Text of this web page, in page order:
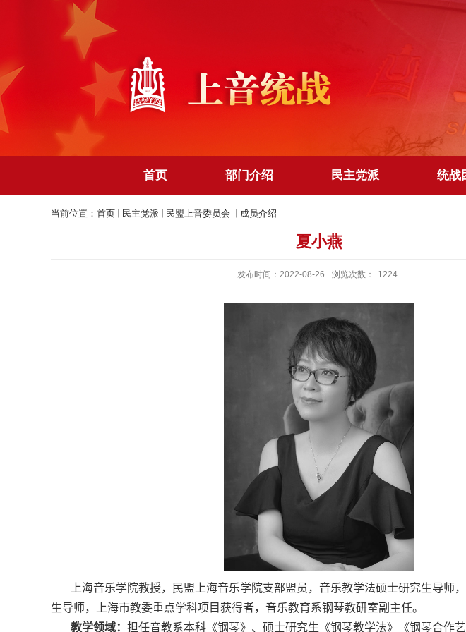
首页 部门介绍 民主党派 统战
当前位置： 首页 民主党派 民盟上音委员会 成员介绍
夏小燕
发布时间：2022-08-26 浏览次数： 1224
上海音乐学院教授，民盟上海音乐学院支部盟员，音乐教学法硕士研究生导师
生导师，上海市教委重点学科项目获得者，音乐教育系钢琴教研室副主任。
教学领域： 担任音教系本科《钢琴》、硕士研究生《钢琴教学法》《钢琴合作